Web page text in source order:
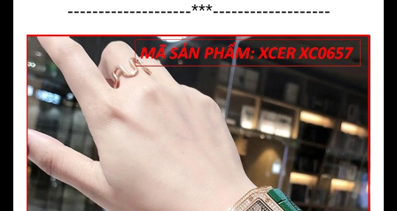
--------------------***-------------------